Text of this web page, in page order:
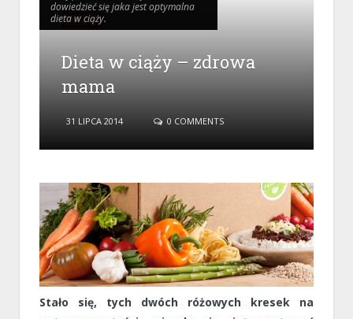
dowiedzieć się jaka jest optymalna
dieta w ciąży.
CIĄŻA
Dieta w ciąży – zdrowa
mama
31 LIPCA 2014 0 COMMENTS
dowiedzieć się jaka jest optymalna
dieta w ciąży.
Stało się, tych dwóch różowych kresek na